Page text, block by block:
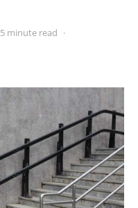
5 minute read